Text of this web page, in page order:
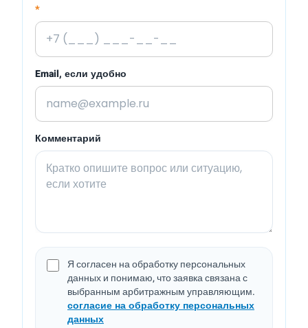
*
Email, если удобно
Комментарий
Я согласен на обработку персональных
данных и понимаю, что заявка связана с
выбранным арбитражным управляющим.
согласие на обработку персональных
данных